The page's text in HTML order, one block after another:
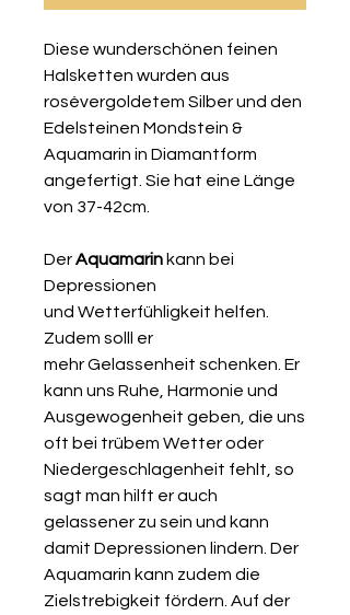
Diese wunderschönen feinen
Halsketten wurden aus
rosévergoldetem Silber und den
Edelsteinen Mondstein &
Aquamarin in Diamantform
angefertigt. Sie hat eine Länge
von 37-42cm.
DerAquamarin kann bei
Depressionen
und Wetterfühligkeit helfen.
Zudem solll er
mehr Gelassenheit schenken. Er
kann uns Ruhe, Harmonie und
Ausgewogenheit geben, die uns
oft bei trübem Wetter oder
Niedergeschlagenheit fehlt, so
sagt man hilft er auch
gelassener zu sein und kann
damit Depressionen lindern. Der
Aquamarin kann zudem die
Zielstrebigkeit fördern. Auf der